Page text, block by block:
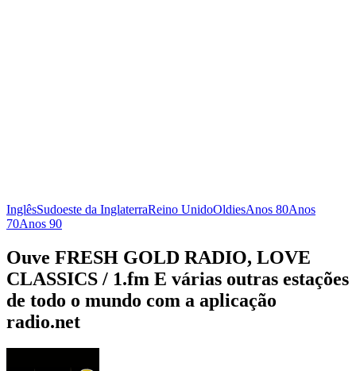
InglêsSudoeste da InglaterraReino UnidoOldiesAnos 80Anos
70Anos 90
Ouve FRESH GOLD RADIO, LOVE
CLASSICS / 1.fm E várias outras estações
de todo o mundo com a aplicação
radio.net